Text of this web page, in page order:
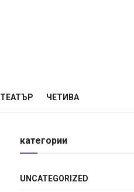
ТЕАТЪР ЧЕТИВА
категории
UNCATEGORIZED